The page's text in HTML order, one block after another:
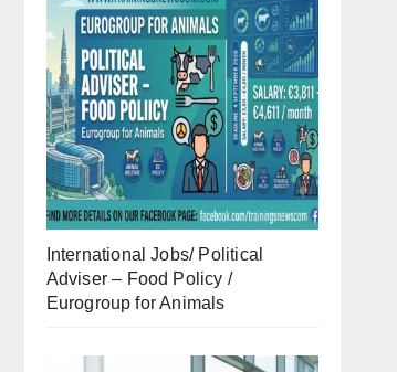
International Jobs/ Political
Adviser – Food Policy /
Eurogroup for Animals